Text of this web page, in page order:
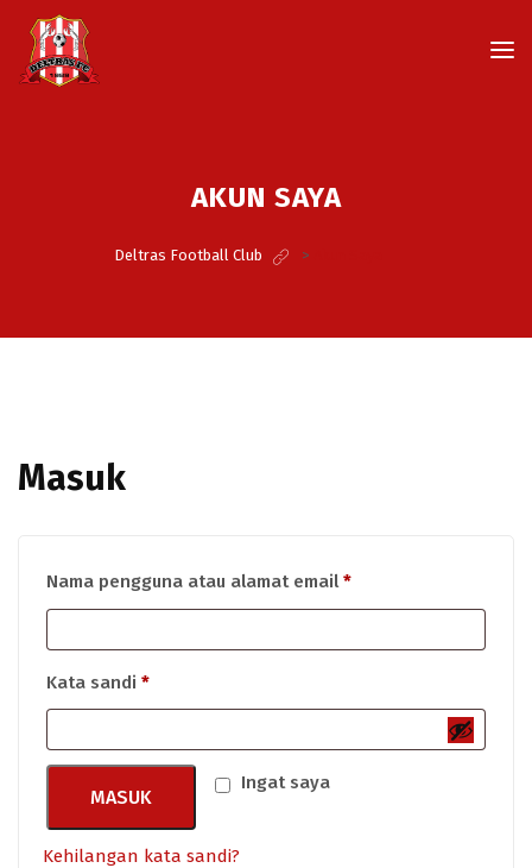
AKUN SAYA
Deltras Football Club >
Masuk
Nama pengguna atau alamat email*Wajib
Kata sandi *Wajib
Ingat saya
MASUK
Kehilangan kata sandi?